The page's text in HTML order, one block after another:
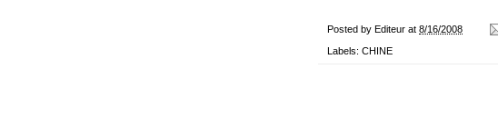
Posted by Editeur at 8/16/2008
Labels: CHINE